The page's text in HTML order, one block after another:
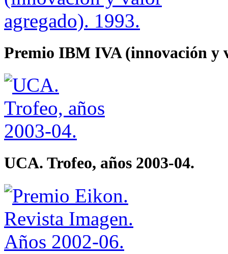
Premio IBM IVA (innovación y
UCA. Trofeo, años 2003-04.